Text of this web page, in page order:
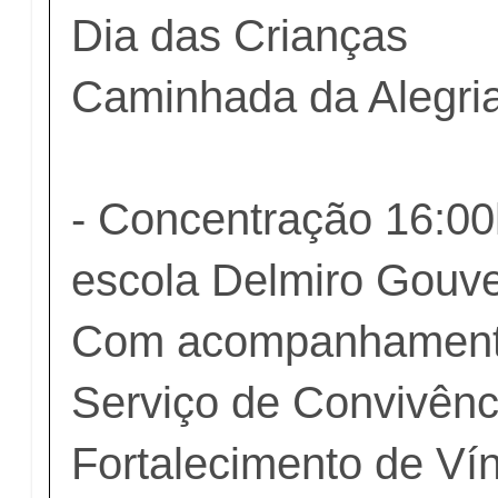
Dia das Crianças
Caminhada da
- Concentração
escola Delmiro
Com
Serviço de
Fortalecimento de